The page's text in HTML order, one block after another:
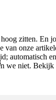
zitten. En
van onze
automatisch
we niet. Bekijk